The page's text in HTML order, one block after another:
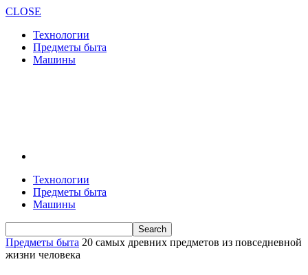
CLOSE
Технологии
Предметы быта
Машины
Технологии
Предметы быта
Машины
Предметы быта 20 самых древних предметов из повседневной
жизни человека